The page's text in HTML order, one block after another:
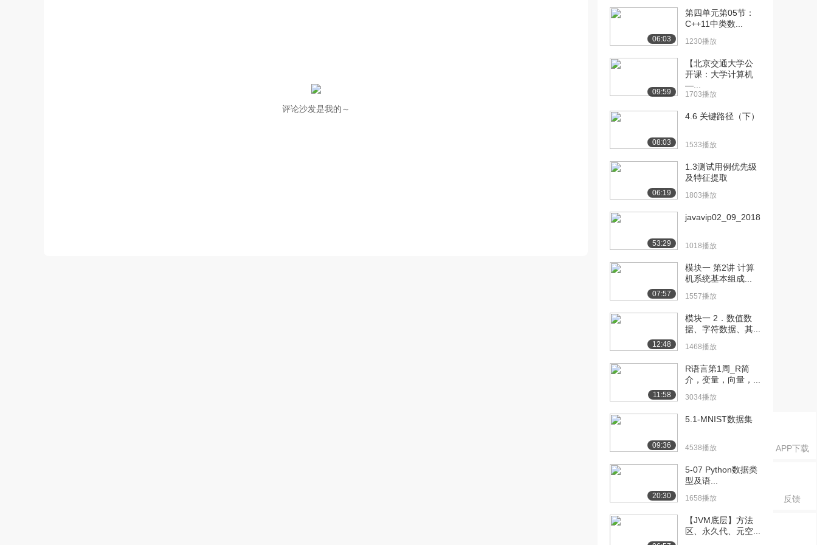
APP下载
反馈
评论沙发是我的～
最小值、总和、平...
[13] 计算数组的最大值、
最小值、总和、平...
971播放
[14] 数组的3个练习（上）
[16] 冒泡排序（上） 待播放
[17] 冒泡排序（下）
952播放
[19] 方法的简介（中） 11:23
1074播放
[21] 方法的细节问题
788播放
[22] 最后总结 05:29
06:03
第四单元第05节：
C++11中类数...
1230播放
09:59
【北京交通大学公
开课：大学计算机
—...
1703播放
08:03
4.6 关键路径（下）
1533播放
06:19
1.3测试用例优先级
及特征提取
1803播放
53:29
javavip02_09_2018...
1018播放
07:57
模块一 第2讲 计算
机系统基本组成...
1557播放
12:48
模块一 2．数值数
据、字符数据、其...
1468播放
11:58
R语言第1周_R简
介，变量，向量，...
3034播放
09:36
5.1-MNIST数据集
4538播放
20:30
5-07 Python数据类
型及语...
1658播放
【JVM底层】方法
区、永久代、元空...